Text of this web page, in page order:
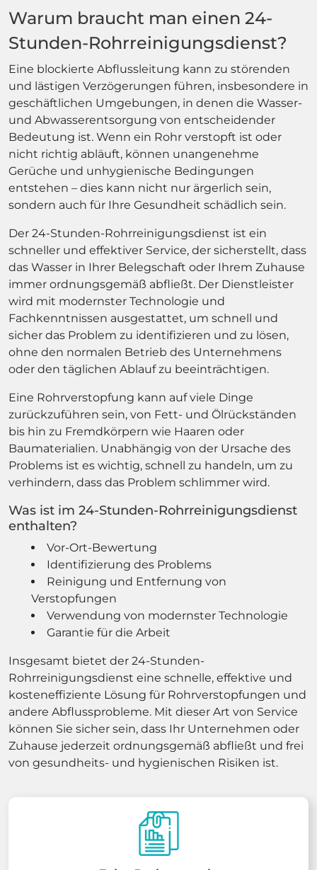
Warum braucht man einen 24-
Stunden-Rohrreinigungsdienst?
Eine blockierte Abflussleitung kann zu störenden
und lästigen Verzögerungen führen, insbesondere in
geschäftlichen Umgebungen, in denen die Wasser-
und Abwasserentsorgung von entscheidender
Bedeutung ist. Wenn ein Rohr verstopft ist oder
nicht richtig abläuft, können unangenehme
Gerüche und unhygienische Bedingungen
entstehen – dies kann nicht nur ärgerlich sein,
sondern auch für Ihre Gesundheit schädlich sein.
Der 24-Stunden-Rohrreinigungsdienst ist ein
schneller und effektiver Service, der sicherstellt, dass
das Wasser in Ihrer Belegschaft oder Ihrem Zuhause
immer ordnungsgemäß abfließt. Der Dienstleister
wird mit modernster Technologie und
Fachkenntnissen ausgestattet, um schnell und
sicher das Problem zu identifizieren und zu lösen,
ohne den normalen Betrieb des Unternehmens
oder den täglichen Ablauf zu beeinträchtigen.
Eine Rohrverstopfung kann auf viele Dinge
zurückzuführen sein, von Fett- und Ölrückständen
bis hin zu Fremdkörpern wie Haaren oder
Baumaterialien. Unabhängig von der Ursache des
Problems ist es wichtig, schnell zu handeln, um zu
verhindern, dass das Problem schlimmer wird.
Was ist im 24-Stunden-Rohrreinigungsdienst
enthalten?
Vor-Ort-Bewertung
Identifizierung des Problems
Reinigung und Entfernung von
Verstopfungen
Verwendung von modernster Technologie
Garantie für die Arbeit
Insgesamt bietet der 24-Stunden-
Rohrreinigungsdienst eine schnelle, effektive und
kosteneffiziente Lösung für Rohrverstopfungen und
andere Abflussprobleme. Mit dieser Art von Service
können Sie sicher sein, dass Ihr Unternehmen oder
Zuhause jederzeit ordnungsgemäß abfließt und frei
von gesundheits- und hygienischen Risiken ist.